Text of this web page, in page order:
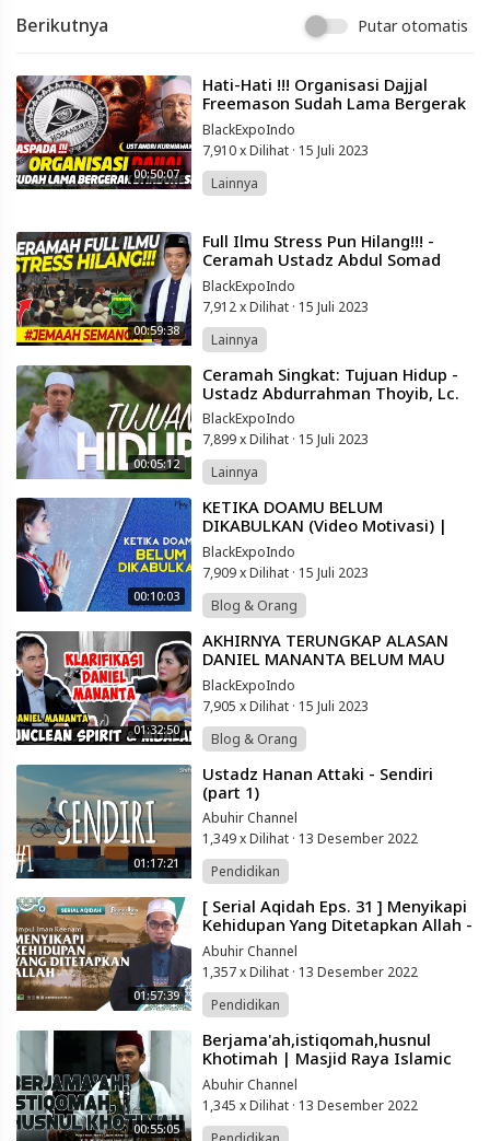
401XDBerikutnya Putar otomatis
00:50:07
⁣Hati-Hati !!! Organisasi Dajjal
Freemason Sudah Lama Bergerak
di Indonesia - Ustadz Andri
Kurniawan
BlackExpoIndo
7,910 x Dilihat · 15 Juli 2023
Lainnya
00:59:38
⁣Full Ilmu Stress Pun Hilang!!! -
Ceramah Ustadz Abdul Somad
UAS Terbaru 2020
BlackExpoIndo
7,912 x Dilihat · 15 Juli 2023
Lainnya
00:05:12
⁣Ceramah Singkat: Tujuan Hidup -
Ustadz Abdurrahman Thoyib, Lc.
BlackExpoIndo
7,899 x Dilihat · 15 Juli 2023
Lainnya
00:10:03
⁣KETIKA DOAMU BELUM
DIKABULKAN (Video Motivasi) |
Spoken Word | Merry Riana
BlackExpoIndo
7,909 x Dilihat · 15 Juli 2023
Blog & Orang
01:32:50
⁣AKHIRNYA TERUNGKAP ALASAN
DANIEL MANANTA BELUM MAU
KLARIFIKASI ... SAMPAI SEKARANG
| Merry Riana
BlackExpoIndo
7,905 x Dilihat · 15 Juli 2023
Blog & Orang
01:17:21
⁣Ustadz Hanan Attaki - Sendiri
(part 1)
Abuhir Channel
1,349 x Dilihat · 13 Desember 2022
Pendidikan
01:57:39
⁣[ Serial Aqidah Eps. 31 ] Menyikapi
Kehidupan Yang Ditetapkan Allah -
Ustadz Adi Hidayat
Abuhir Channel
1,357 x Dilihat · 13 Desember 2022
Pendidikan
00:55:05
⁣Berjama'ah,istiqomah,husnul
Khotimah | Masjid Raya Islamic
Centre Sidrap Sulsel | Ustadz
Abdul
Abuhir Channel
1,345 x Dilihat · 13 Desember 2022